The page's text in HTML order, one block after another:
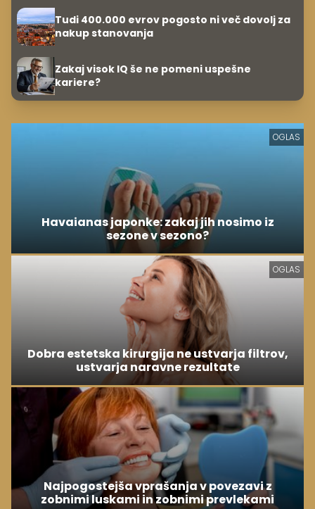
Tudi 400.000 evrov pogosto ni več dovolj za
nakup stanovanja
Zakaj visok IQ še ne pomeni uspešne
kariere?
OGLAS
Havaianas japonke: zakaj jih nosimo iz
sezone v sezono?
OGLAS
Dobra estetska kirurgija ne ustvarja filtrov,
ustvarja naravne rezultate
Najpogostejša vprašanja v povezavi z
zobnimi luskami in zobnimi prevlekami